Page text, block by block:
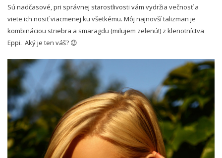
Sú nadčasové, pri správnej starostlivosti vám vydržia večnosť a
viete ich nosiť viacmenej ku všetkému. Môj najnovší talizman je
kombináciou striebra a smaragdu (milujem zelenú!) z klenotníctva
Eppi. Aký je ten váš? 😉